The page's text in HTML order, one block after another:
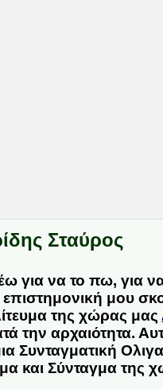
Σταύρος
για να το πω, για
μου
της χώρας μας
την αρχαιότητα.
Συνταγματική
και Σύνταγμα